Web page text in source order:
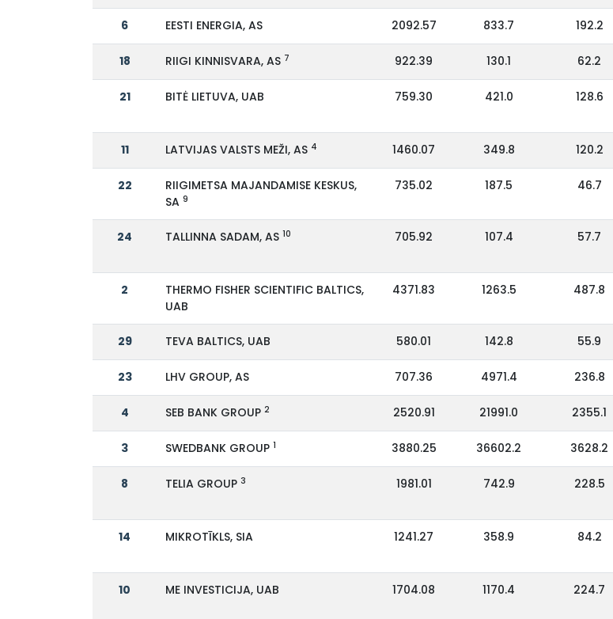
6 EESTI ENERGIA, AS 2092.57 833.7 192.2
18 RIIGI KINNISVARA, AS 7 922.39 130.1 62.2
21 BITĖ LIETUVA, UAB 759.30 421.0 128.6
11 LATVIJAS VALSTS MEŽI, AS 4 1460.07 349.8 120.2
22
RIIGIMETSA MAJANDAMISE KESKUS,
SA9
735.02 187.5 46.7
24 TALLINNA SADAM, AS 10 705.92 107.4 57.7
2
THERMO FISHER SCIENTIFIC BALTICS,
UAB
4371.83 1263.5 487.8
29 TEVA BALTICS, UAB 580.01 142.8 55.9
23 LHV GROUP, AS 707.36 4971.4 236.8
4 SEB BANK GROUP2 2520.91 21991.0 2355.1
3 SWEDBANK GROUP 1 3880.25 36602.2 3628.2
8 TELIA GROUP 3 1981.01 742.9 228.5
14 MIKROTĪKLS, SIA 1241.27 358.9 84.2
10 ME INVESTICIJA, UAB 1704.08 1170.4 224.7